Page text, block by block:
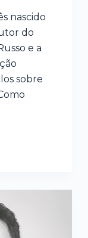
nascido
do
e a
sobre